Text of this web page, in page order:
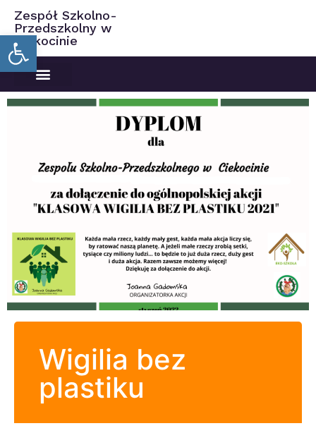
Open toolbar
Zespół Szkolno-
Przedszkolny w
Ciekocinie
Wigilia bez
plastiku